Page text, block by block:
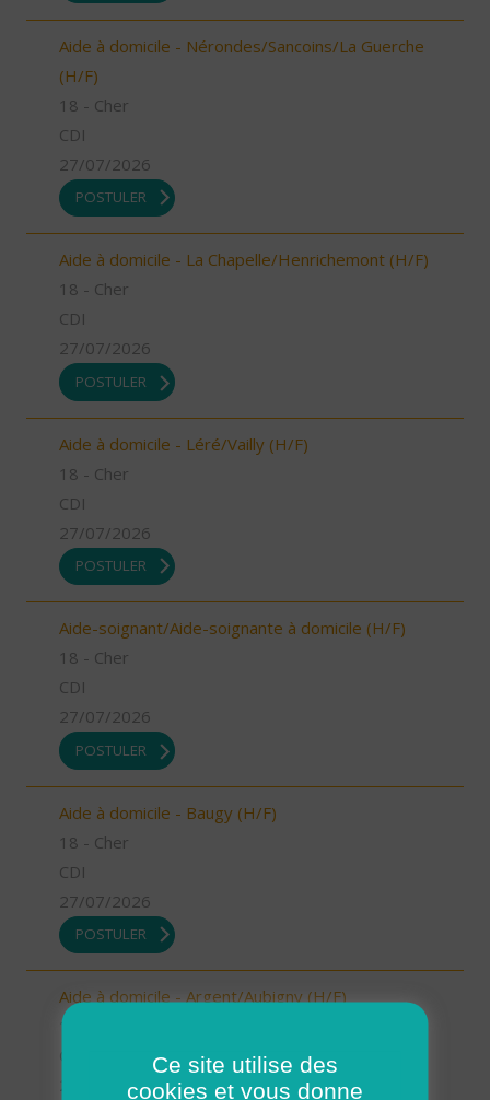
Aide à domicile - Nérondes/Sancoins/La Guerche
(H/F)
18 - Cher
CDI
27/07/2026
POSTULER
Aide à domicile - La Chapelle/Henrichemont (H/F)
18 - Cher
CDI
27/07/2026
POSTULER
Aide à domicile - Léré/Vailly (H/F)
18 - Cher
CDI
27/07/2026
POSTULER
Aide-soignant/Aide-soignante à domicile (H/F)
18 - Cher
CDI
27/07/2026
POSTULER
Aide à domicile - Baugy (H/F)
18 - Cher
CDI
27/07/2026
POSTULER
Aide à domicile - Argent/Aubigny (H/F)
18 - Cher
27/07/2026
Ce site utilise des
cookies et vous donne